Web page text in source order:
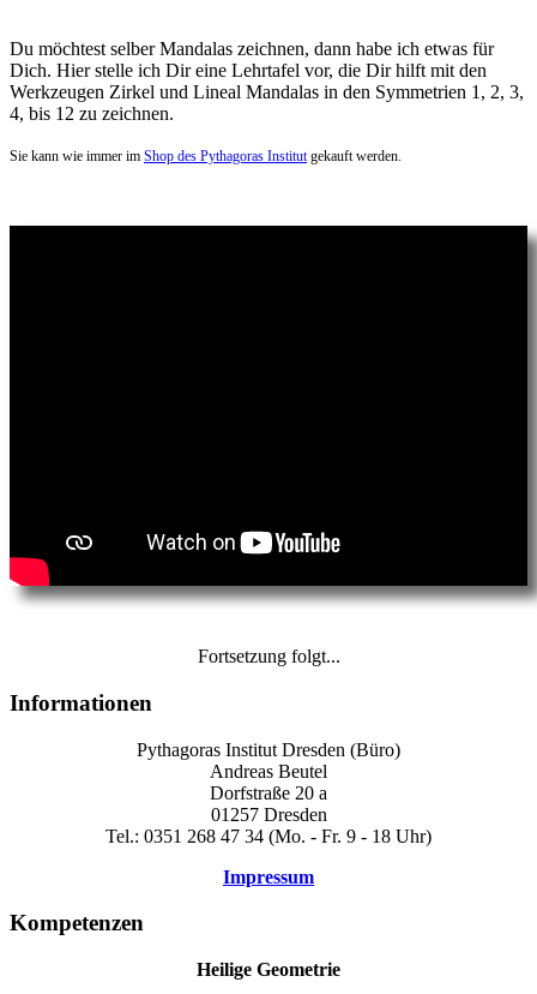
Du möchtest selber Mandalas zeichnen, dann habe ich etwas für
Dich. Hier stelle ich Dir eine Lehrtafel vor, die Dir hilft mit den
Werkzeugen Zirkel und Lineal Mandalas in den Symmetrien 1, 2, 3,
4, bis 12 zu zeichnen.
Sie kann wie immer im Shop des Pythagoras Institutgekauft werden.
Fortsetzung folgt...
Informationen
Pythagoras Institut Dresden (Büro)
Andreas Beutel
Dorfstraße 20 a
01257 Dresden
Tel.: 0351 268 47 34 (Mo. - Fr. 9 - 18 Uhr)
Impressum
Kompetenzen
Heilige Geometrie